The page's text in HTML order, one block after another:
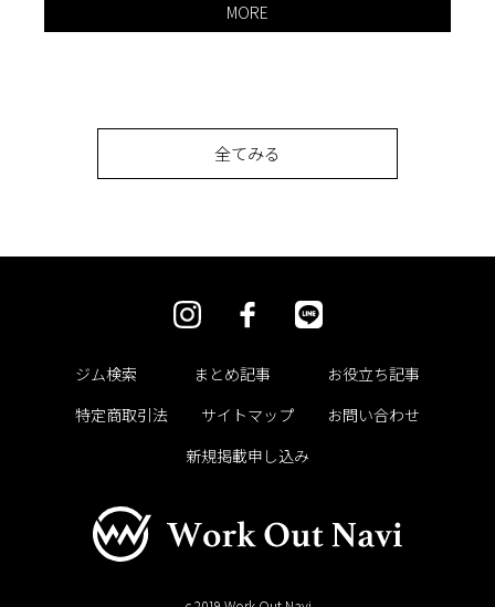
MORE
全てみる
ジム検索 まとめ記事
お役立ち記事
特定商取引法
サイトマップ
お問い合わせ
新規掲載申し込み